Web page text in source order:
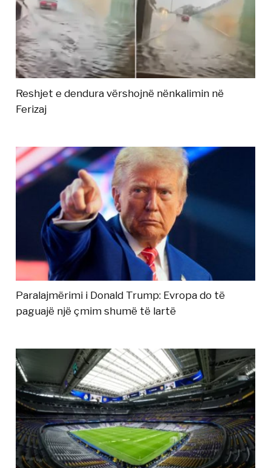
Reshjet e dendura vërshojnë nënkalimin në
Ferizaj
Paralajmërimi i Donald Trump: Evropa do të
paguajë një çmim shumë të lartë